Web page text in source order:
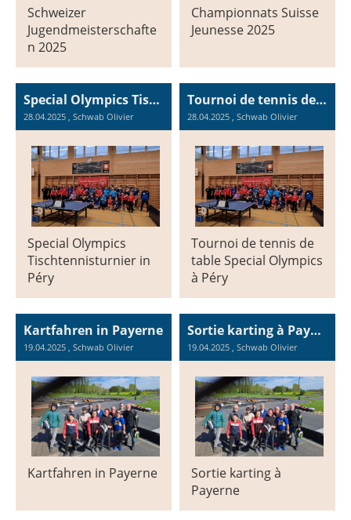
Schweizer
Jugendmeisterschafte
n 2025
Championnats Suisse
Jeunesse 2025
Special Olympics Tischtennisturnier in Péry, Samstag 26.04.2025
28.04.2025 , Schwab Olivier
Special Olympics
Tischtennisturnier in
Péry
Tournoi de tennis de table Special Olympics à Péry, le samedi 26.04.2025
28.04.2025 , Schwab Olivier
Tournoi de tennis de
table Special Olympics
à Péry
Kartfahren in Payerne
19.04.2025 , Schwab Olivier
Kartfahren in Payerne
Sortie karting à Payerne
19.04.2025 , Schwab Olivier
Sortie karting à
Payerne